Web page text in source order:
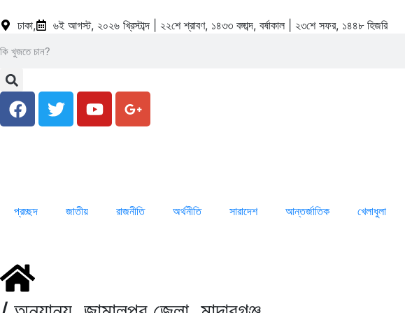
ঢাকা, ৬ই আগস্ট, ২০২৬ খ্রিস্টাব্দ | ২২শে শ্রাবণ, ১৪৩৩ বঙ্গাব্দ, বর্ষাকাল | ২৩শে সফর, ১৪৪৮ হিজরি
প্রচ্ছদ জাতীয় রাজনীতি অর্থনীতি সারাদেশ আন্তর্জাতিক খেলাধুলা